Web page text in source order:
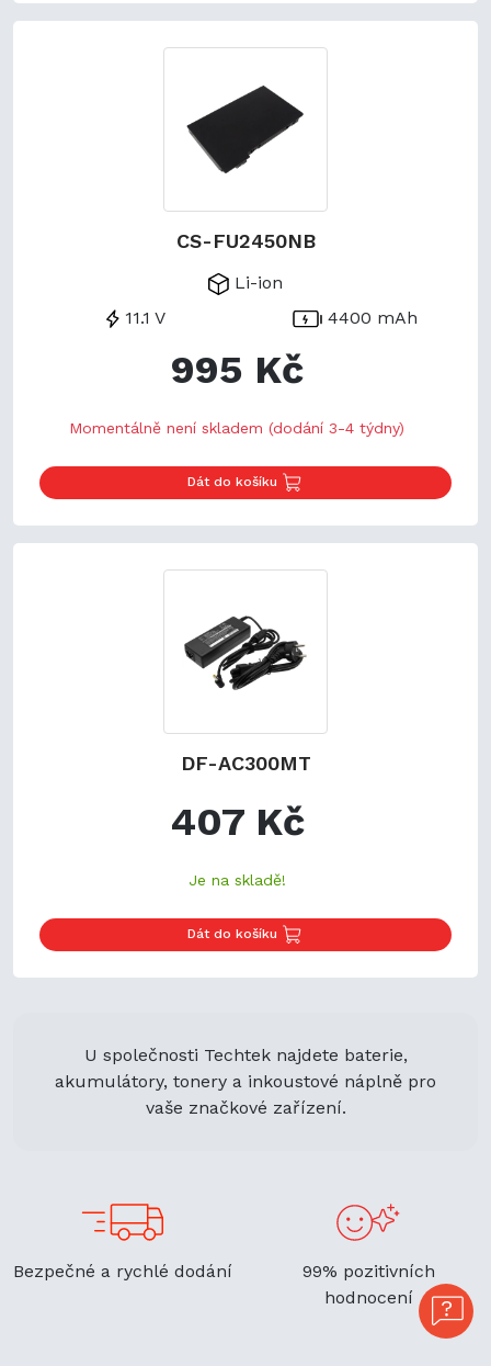
CS-FU2450NB
Li-ion
11.1 V
4400 mAh
995 Kč
Momentálně není skladem (dodání 3-4 týdny)
Dát do košíku
DF-AC300MT
407 Kč
Je na skladě!
Dát do košíku
U společnosti Techtek najdete baterie,
akumulátory, tonery a inkoustové náplně pro
vaše značkové zařízení.
Bezpečné a rychlé dodání
99% pozitivních
hodnocení